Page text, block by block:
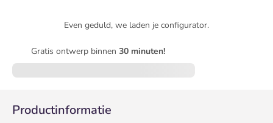
Even geduld, we laden je configurator.
Gratis ontwerp binnen 30 minuten!
Productinformatie